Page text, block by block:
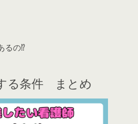
るの⁉
る条件 まとめ